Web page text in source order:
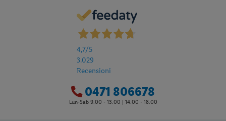
4,7/5
3.029
Recensioni
0471 806678
Lun-Sab 9.00 - 13.00 | 14.00 - 18.00